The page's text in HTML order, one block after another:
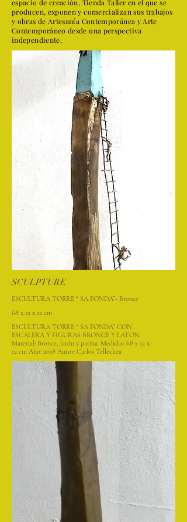
espacio de creación, Tienda Taller en el que se
producen, exponen y comercializan sus trabajos
y obras de Artesanía Contemporánea y Arte
Contemporáneo desde una perspectiva
independiente.
SCULPTURE
ESCULTURA TORRE “ SA FONDA”- Bronce
68 x 12 x 12 cm
ESCULTURA TORRE “ SA FONDA” CON
ESCALERA Y FIGURAS BRONCE Y LATON
Material: Bronce, latón y patina. Medidas: 68 x 12 x
12 cm Año: 2018 Autor: Carlos Tellechea